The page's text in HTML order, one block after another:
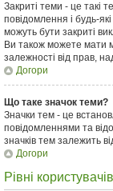
Закриті теми - це такі
повідомлення і будь-
можуть бути закриті
Ви також можете мати
залежності від прав,
Догори
Що таке значок теми?
Значки тем - це
повідомленнями та
значків тем залежить
Догори
Рівні